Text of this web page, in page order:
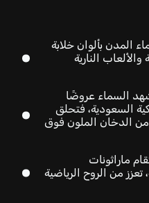
المدن بألوان خلابة
النارية
السماء عروضًا
السعودية، فتحلق
من الدخان الملون فوق
ماراثونات
من الروح الرياضية